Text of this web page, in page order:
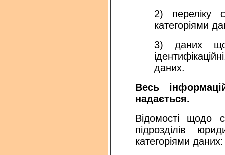
2) переліку
категоріями
3) даних
даних.
Весь
надається.
Відомості щодо
підрозділів
категоріями даних: